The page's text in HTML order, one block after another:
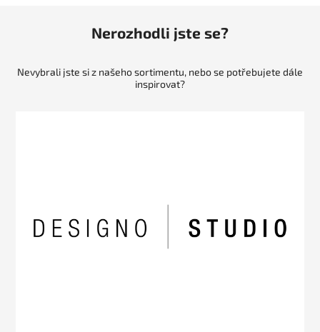
Nerozhodli jste se?
Nevybrali jste si z našeho sortimentu, nebo se potřebujete dále
inspirovat?